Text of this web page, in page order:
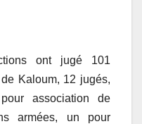
ont jugé 101
Kaloum, 12 jugés,
association de
armées, un pour